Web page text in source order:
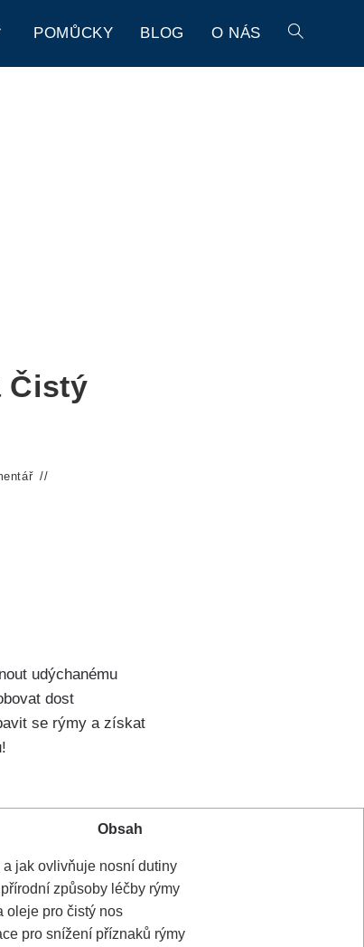
POMŮCKY BLOG O NÁS
Čistý
udýchanému⁤
dost
‍se rýmy a získat
Obsah
jak ovlivňuje nosní dutiny
způsoby léčby rýmy
oleje pro čistý nos
pro snížení příznaků⁣ rýmy